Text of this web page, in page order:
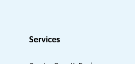
Services